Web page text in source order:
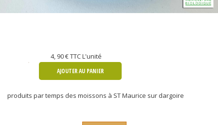
4, 90 €TTC L'unité
AJOUTER AU PANIER
produits par temps des moissons à ST Maurice sur dargoire